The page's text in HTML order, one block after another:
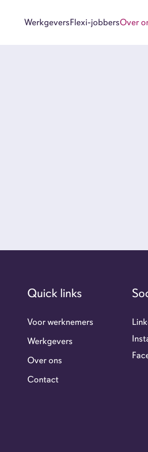
WerkgeversFlexi-jobbersOver
Flexi-jobs
Quick links
Voor werknemers
Werkgevers
Over ons
Contact